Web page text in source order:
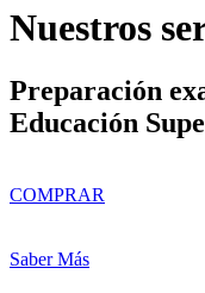
Nuestros
Preparación
Educación
COMPRAR
Saber Más